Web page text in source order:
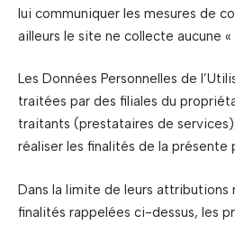
lui communiquer les mesures de
ailleurs le site ne collecte aucune «
Les Données Personnelles de
traitées par des filiales du
traitants (prestataires de
réaliser les finalités de la présente
Dans la limite de leurs
finalités rappelées ci-dessus, les